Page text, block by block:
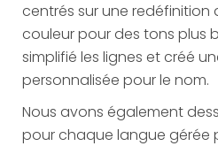
centrés sur une redéfinition
couleur pour des tons plus
simplifié les lignes et créé
personnalisée pour le nom.
Nous avons également
pour chaque langue gérée